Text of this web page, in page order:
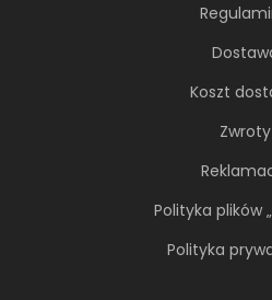
Koszt
Zwroty
Polityka plików
Polityka